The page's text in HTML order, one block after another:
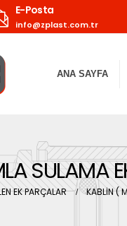
E-Posta
info@zplast.com.tr
ANA SAYFA
SULAMA
EK PARÇALAR KABLİN (